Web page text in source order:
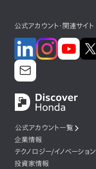
公式アカウント・関連サイト
公式アカウント一覧
企業情報
テクノロジー/イノベーション
投資家情報